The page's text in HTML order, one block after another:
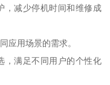
，减少停机时间和维修成
应用场景的需求。
，满足不同用户的个性化